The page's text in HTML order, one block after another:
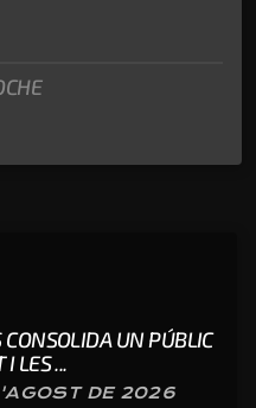
CONSOLIDA UN PÚBLIC
I LES ...
DE 2026